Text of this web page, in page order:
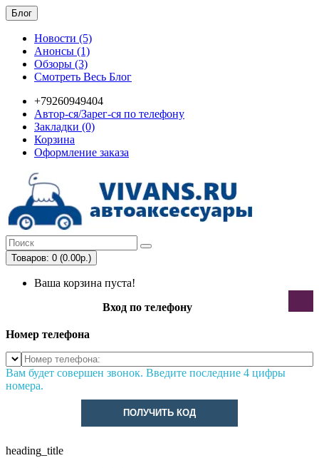
Блог
Новости (5)
Анонсы (1)
Обзоры (3)
Смотреть Весь Блог
+79260949404
Автор-ся/Зарег-ся по телефону
Закладки (0)
Корзина
Оформление заказа
Товаров: 0 (0.00р.)
Ваша корзина пуста!
Вход по телефону
Номер телефона
Вам будет совершен звонок. Введите последние 4 цифры
номера.
ПОЛУЧИТЬ КОД
heading_title